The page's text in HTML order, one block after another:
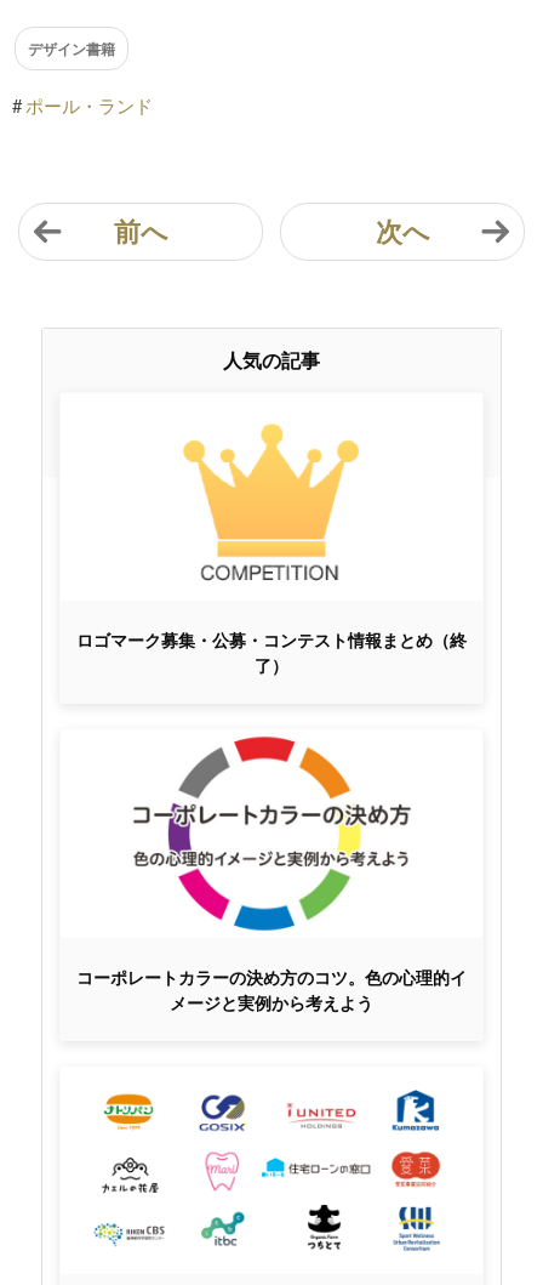
デザイン書籍
#ポール・ランド
前へ 次へ
人気の記事
ロゴマーク募集・公募・コンテスト情報まとめ（終
了）
コーポレートカラーの決め方のコツ。色の心理的イ
メージと実例から考えよう